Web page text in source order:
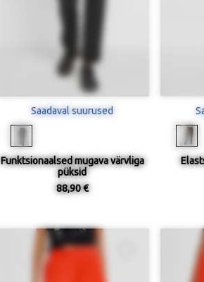
Saadaval suurused
Funktsionaalsed mugava värvliga
püksid
88,90 €